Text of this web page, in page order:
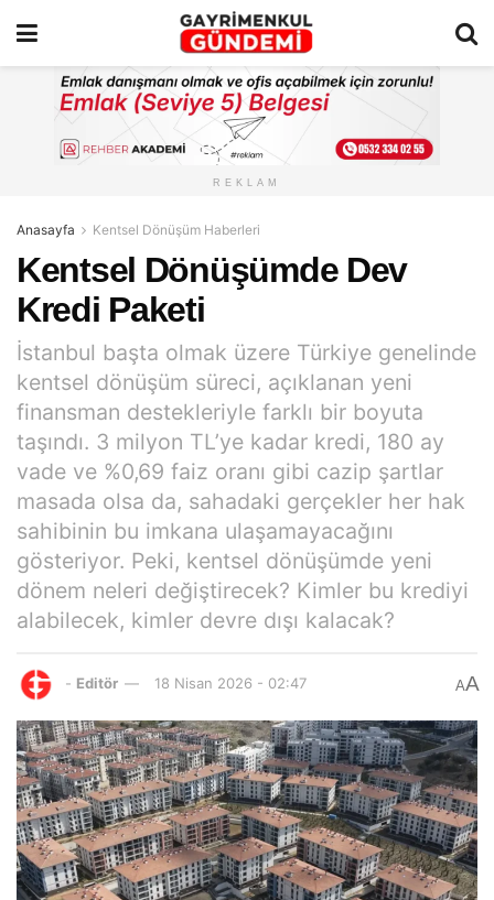
REKLAM
Anasayfa Kentsel Dönüşüm Haberleri
Kentsel Dönüşümde Dev
Kredi Paketi
İstanbul başta olmak üzere Türkiye genelinde
kentsel dönüşüm süreci, açıklanan yeni
finansman destekleriyle farklı bir boyuta
taşındı. 3 milyon TL’ye kadar kredi, 180 ay
vade ve %0,69 faiz oranı gibi cazip şartlar
masada olsa da, sahadaki gerçekler her hak
sahibinin bu imkana ulaşamayacağını
gösteriyor. Peki, kentsel dönüşümde yeni
dönem neleri değiştirecek? Kimler bu krediyi
alabilecek, kimler devre dışı kalacak?
- Editör 18 Nisan 2026 - 02:47 AA